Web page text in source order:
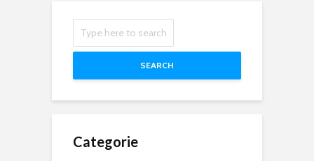
SEARCH
Categorie